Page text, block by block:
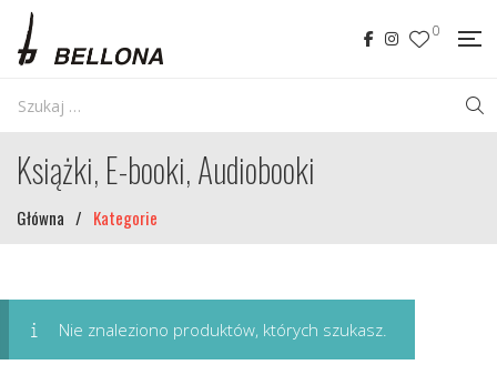
0
Książki, E-booki, Audiobooki
Główna / Kategorie
Nie znaleziono produktów, których szukasz.